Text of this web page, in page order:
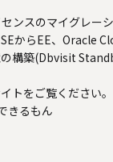
皆様へ
オンラインショ
ンスのマイグレー
からEE、Oracle
構築(Dbvisit
トをご覧ください。
きるもん